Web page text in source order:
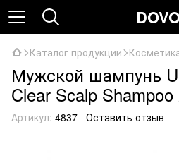
Каталог продукции
Мужской шампунь
Clear Scalp Shampoo
Артикул: 4837 Оставить отзыв